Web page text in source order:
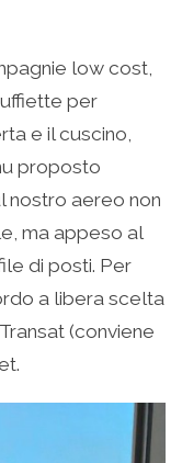
low cost,
per
e il cuscino,
proposto
nostro aereo non
ma appeso al
di posti. Per
a libera scelta
(conviene